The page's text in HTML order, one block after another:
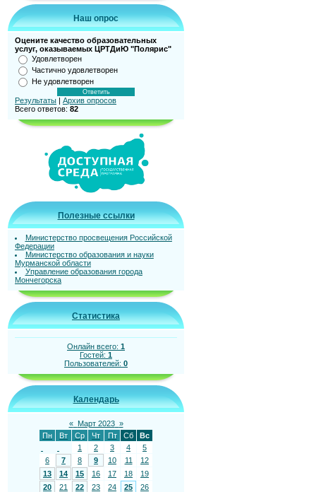
Наш опрос
Оцените качество образовательных
услуг, оказываемых ЦРТДиЮ "Полярис"
Удовлетворен
Частично удовлетворен
Не удовлетворен
Результаты | Архив опросов
Всего ответов: 82
Полезные ссылки
Министерство просвещения Российской
Федерации
Министерство образования и науки
Мурманской области
Управление образования города
Мончегорска
Статистика
Онлайн всего: 1
Гостей: 1
Пользователей: 0
Календарь
« Март 2023 »
Пн
Вт Ср Чт Пт Сб
Вс
1
2 3 4
5
6
7 8 9 10 11
12
13
14 15 16 17 18
19
20
21 22 23 24 25
26